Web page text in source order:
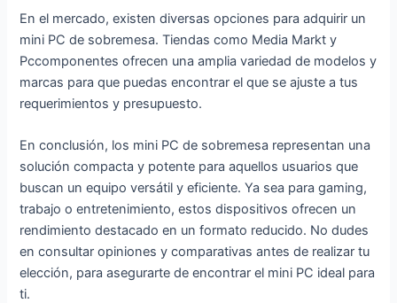
En el mercado, existen diversas opciones para adquirir un
mini PC de sobremesa. Tiendas como Media Markt y
Pccomponentes ofrecen una amplia variedad de modelos y
marcas para que puedas encontrar el que se ajuste a tus
requerimientos y presupuesto.
En conclusión, los mini PC de sobremesa representan una
solución compacta y potente para aquellos usuarios que
buscan un equipo versátil y eficiente. Ya sea para gaming,
trabajo o entretenimiento, estos dispositivos ofrecen un
rendimiento destacado en un formato reducido. No dudes
en consultar opiniones y comparativas antes de realizar tu
elección, para asegurarte de encontrar el mini PC ideal para
ti.